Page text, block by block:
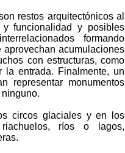
restos arquitectónicos al
funcionalidad y posibles
formando
acumulaciones
con estructuras, como
la entrada. Finalmente, un
representar monumentos
circos glaciales y en los
ríos o lagos,